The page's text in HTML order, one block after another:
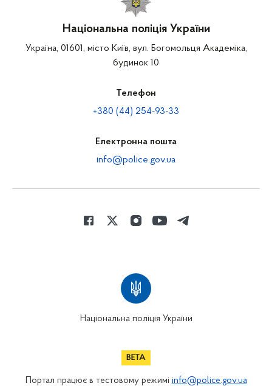
Національна поліція України
Україна, 01601, місто Київ, вул. Богомольця Академіка,
будинок 10
Телефон
+380 (44) 254-93-33
Електронна пошта
info@police.gov.ua
Національна поліція України
Портал працює в тестовому режимі info@police.gov.ua